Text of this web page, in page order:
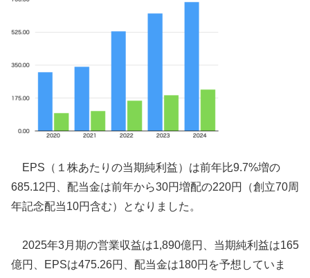
EPS（１株あたりの当期純利益）は前年比9.7%増の
685.12円、配当金は前年から30円増配の220円（創立70周
年記念配当10円含む）となりました。
2025年3月期の営業収益は1,890億円、当期純利益は165
億円、EPSは475.26円、配当金は180円を予想していま